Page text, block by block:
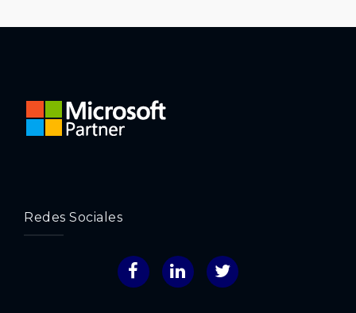
Redes Sociales
FacebookLinkedInTwitter